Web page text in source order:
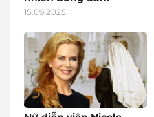
15.09.2025